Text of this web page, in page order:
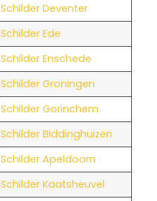
Schilder Deventer
Schilder Ede
Schilder Enschede
Schilder Groningen
Schilder Gorinchem
Schilder Biddinghuizen
Schilder Apeldoorn
Schilder Kaatsheuvel